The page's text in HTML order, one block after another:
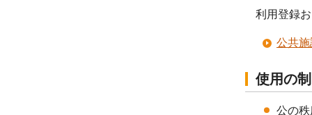
利用登録
公共
使用の
公の